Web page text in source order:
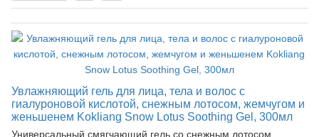
Увлажняющий гель для лица, тела и волос с
гиалуроновой кислотой, снежным лотосом, жемчугом и
женьшенем Kokliang Snow Lotus Soothing Gel, 300мл
Универсальный смягчающий гель со снежным лотосом,